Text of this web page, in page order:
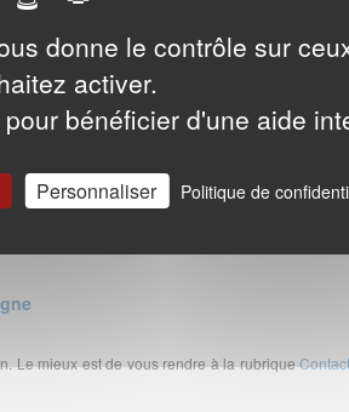
la validité des adresses e-mails , ce qui vous
fichier excel par email quelques minutes
Le mieux est de vous rendre à la rubrique
donne le contrôle sur
activer.
bénéficier d'une aide
Personnaliser Politique de